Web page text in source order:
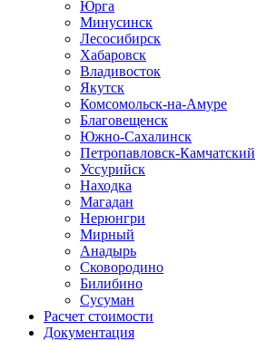
Юрга
Минусинск
Лесосибирск
Хабаровск
Владивосток
Якутск
Комсомольск-на-Амуре
Благовещенск
Южно-Сахалинск
Петропавловск-Камчатский
Уссурийск
Находка
Магадан
Нерюнгри
Мирный
Анадырь
Сковородино
Билибино
Сусуман
Расчет стоимости
Документация